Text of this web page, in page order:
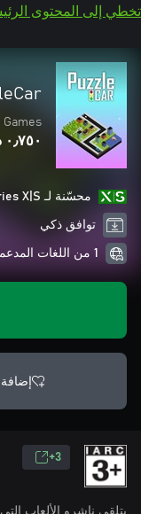
تخطي إلى المحتوى
٠٫٧٥٠ د.ب.‏
محسّنة لـ Xbox Series X|S
توافق ذكي
1 من اللغات المدعمة
إضافة
3+
يتلقى ناشرو الألعاب